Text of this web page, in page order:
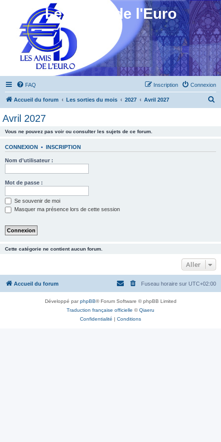
Les Amis de l'Euro
FAQ Connexion
Inscription
Accueil du forum Les sorties du mois 2027 Avril 2027
Avril 2027
Vous ne pouvez pas voir ou consulter les sujets de ce forum.
CONNEXION • INSCRIPTION
Nom d’utilisateur :
Mot de passe :
Se souvenir de moi
Masquer ma présence lors de cette session
Cette catégorie ne contient aucun forum.
Aller
Accueil du forum Fuseau horaire sur UTC+02:00
Développé parphpBB® Forum Software © phpBB Limited
Traduction française officielle ©Qiaeru
Confidentialité | Conditions